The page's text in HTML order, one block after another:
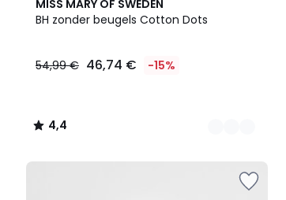
MISS MARY OF SWEDEN
BH zonder beugels Cotton Dots
54,99 € 46,74 € -15%
4,4
/ 5
3
Kleuren
4,4
/